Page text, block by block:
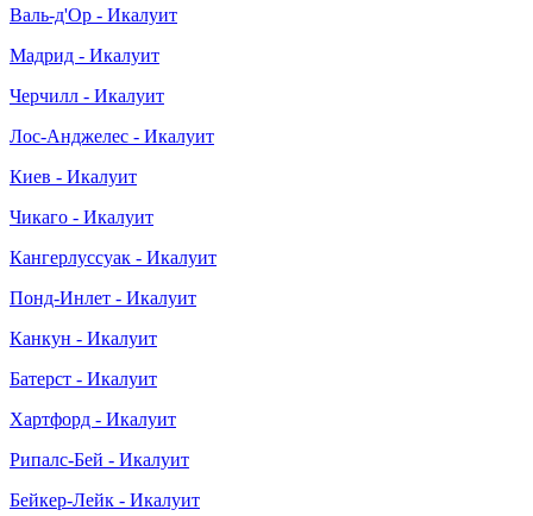
Валь-д'Ор - Икалуит
Мадрид - Икалуит
Черчилл - Икалуит
Лос-Анджелес - Икалуит
Киев - Икалуит
Чикаго - Икалуит
Кангерлуссуак - Икалуит
Понд-Инлет - Икалуит
Канкун - Икалуит
Батерст - Икалуит
Хартфорд - Икалуит
Рипалс-Бей - Икалуит
Бейкер-Лейк - Икалуит